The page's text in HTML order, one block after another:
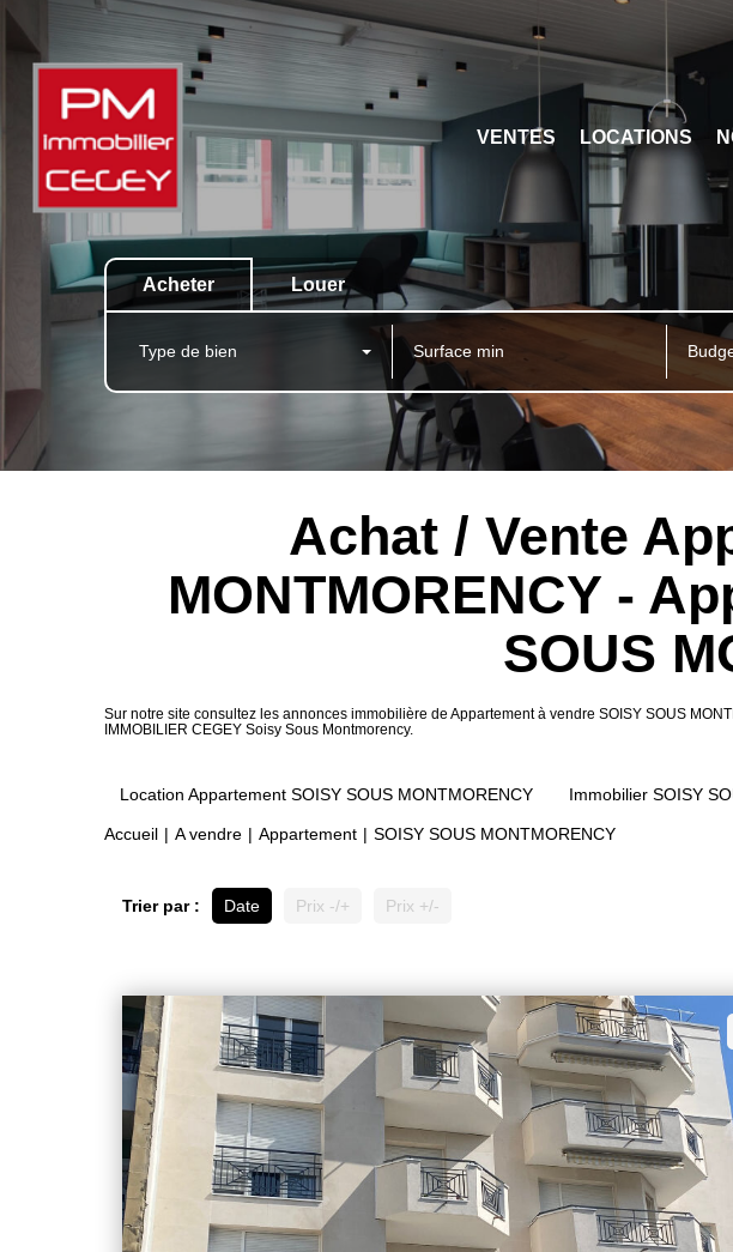
VENTES LOCATIONS
Acheter Louer
Type de bien
Achat / Vente
MONTMORENCY -
SOUS
Sur notre site consultez les annonces immobilière de Appartement à vendre SOISY SOUS
IMMOBILIER CEGEY Soisy Sous Montmorency.
Location Appartement SOISY SOUS MONTMORENCY Immobilier SOISY
Accueil A vendre Appartement SOISY SOUS MONTMORENCY
Trier par : Date Prix -/+ Prix +/-